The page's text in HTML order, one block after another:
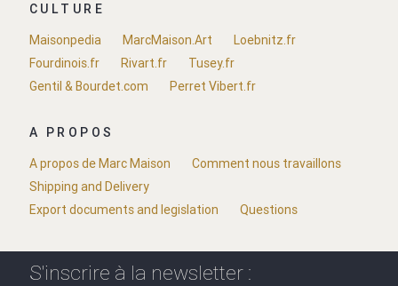
CULTURE
Maisonpedia
MarcMaison.Art
Loebnitz.fr
Fourdinois.fr
Rivart.fr
Tusey.fr
Gentil & Bourdet.com
Perret Vibert.fr
A PROPOS
A propos de Marc Maison
Comment nous travaillons
Shipping and Delivery
Export documents and legislation
Questions
S'inscrire à la newsletter :